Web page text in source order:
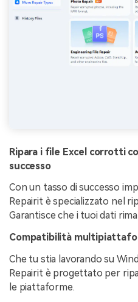
Ripara i file Excel corrotti
successo
Con un tasso di successo
Repairit è specializzato nel
Garantisce che i tuoi dati
Compatibilità
Che tu stia lavorando su
Repairit è progettato per
le piattaforme.